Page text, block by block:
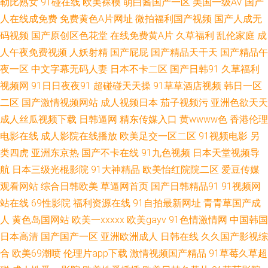
人兽另类 宅女寂寞影院 国产传媒在线91 日韩精品1 91在线视频青青草 老湿
机欧美视频 在线观看91福利 99福利视频导航网站 亚洲最大成人小说网 国产
精品欧美性爱 五月国产精品久久 91美女泡 国产精品国产 日韩首页 91香蕉在
在线午夜欧美福利 国产精品网址 综合av在线 97资源站在线在线 欧美老妇 91
爱豆美女视频 国产91福利 日韩精品人妻无码 91熟女黑丝 九九热这里有精品
五月天电影网高义 91h片 91在线看视频 男人的天堂网V 91jiuyi 福利影院你
懂的 日韩成人αⅴ 91吸奶水网站在线观看 91色毛片视频在线 五月天色日韩
人在线成免费 免费黄色A片网址 微拍福利国产视频 国产人成无
码视频 国产原创区色花堂 在线免费黄A片 久草福利 乱伦家庭 成
人午夜免费视频 人妖射精 国产屁屁 国产精品天干天 国产精品午
夜一区 中文字幕无码人妻 日本不卡二区 国产日韩91 久草福利
视频网 91日日夜夜91 超碰碰天天操 91草草酒店视频 韩日一区
二区 国产激情视频网站 成人视频日本 茄子视频污 亚洲色欲天天
成人丝瓜视频下载 日韩逼网 精东传媒入口 黄wwww色 香港伦理
电影在线 成人影院在线播放 欧美足交一区二区 91视频电影 另
类四虎 亚洲东京热 国产不卡在线 91九色视频 日本天堂视频导
航 日本三级光棍影院 91大神精品 欧美怡红院院二区 爱豆传媒
观看网站 综合日韩欧美 草逼网首页 国产日韩精品91 91视频网
站在线 69性影院 福利资源在线 91自拍最新网址 青青草国产成
人 黄色岛国网站 欧美一xxxxx 欧美gayv 91色情激情网 中国韩国
日本高清 国产国产一区 亚洲欧洲成人 日韩在线 久久国产影视综
合 欧美69潮喷 伦理片app下载 激情视频国产精品 91草莓久草超